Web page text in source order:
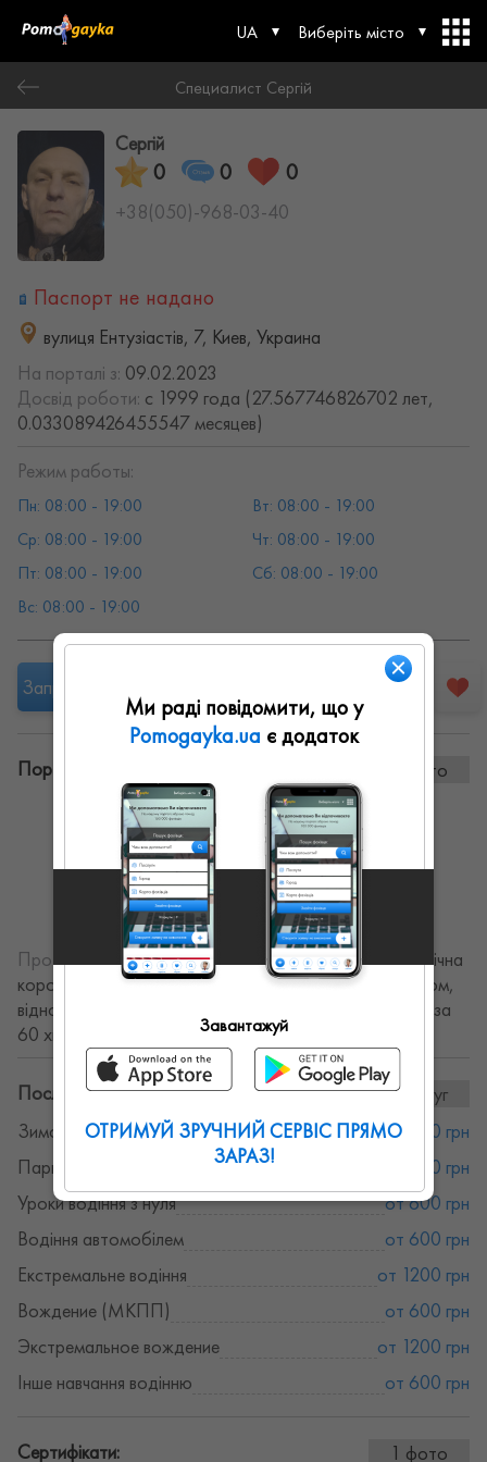
UA Виберіть місто
Специалист Сергій
Сергій
0 0 0
+38(050)-968-03-40
Паспорт не надано
вулиця Ентузіастів, 7, Киев, Украина
На порталі з: 09.02.2023
Досвід роботи: с 1999 года (27.567746826702 лет,
0.033089426455547 месяцев)
Режим работы:
Пн: 08:00 - 19:00
Вт: 08:00 - 19:00
Ср: 08:00 - 19:00
Чт: 08:00 - 19:00
Пт: 08:00 - 19:00
Сб: 08:00 - 19:00
Вс: 08:00 - 19:00
Запропонувати роботу
Портфоліо винаних робіт: 2 фото
Про себе:Приватні уроки водіння автомобіля. Механічна
коробка передач. Навчу всьому, впевненість за кермом,
відновлення втрачених навичок. Вартість 650 гривень за
60 хв.
Послуги та ціни:
8послуг
Зимове водіння
от 600 грн
Парковка
от 600 грн
Уроки водіння з нуля
от 600 грн
Водіння автомобілем
от 600 грн
Екстремальне водіння
от 1200 грн
Вождение (МКПП)
от 600 грн
Экстремальное вождение
от 1200 грн
Інше навчання водінню
от 600 грн
Сертифікати: 1 фото
Ми раді повідомити, що у
Pomogayka.ua є додаток
Завантажуй
ОТРИМУЙ ЗРУЧНИЙ СЕРВІС ПРЯМО
ЗАРАЗ!